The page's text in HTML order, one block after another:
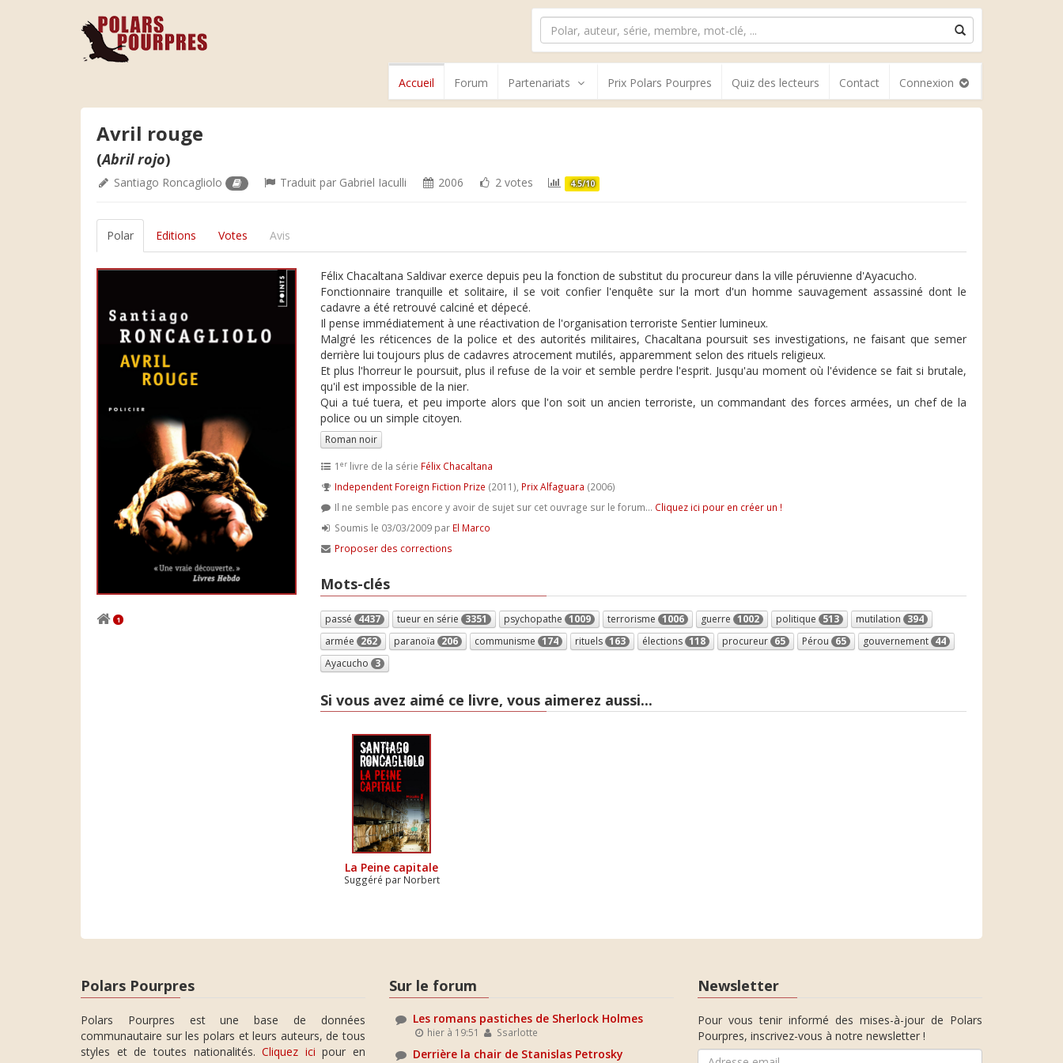
Accueil Forum Partenariats Prix Polars Pourpres Quiz des lecteurs Contact Connexion
Avril rouge
(Abril rojo)
Santiago Roncagliolo Traduit par Gabriel Iaculli 2006 2 votes 4.5/10
Polar Editions Votes Avis
1
Félix Chacaltana Saldivar exerce depuis peu la fonction de substitut du procureur dans la ville péruvienne d'Ayacucho.
Fonctionnaire tranquille et solitaire, il se voit confier l'enquête sur la mort d'un homme sauvagement assassiné dont le
cadavre a été retrouvé calciné et dépecé.
Il pense immédiatement à une réactivation de l'organisation terroriste Sentier lumineux.
Malgré les réticences de la police et des autorités militaires, Chacaltana poursuit ses investigations, ne faisant que semer
derrière lui toujours plus de cadavres atrocement mutilés, apparemment selon des rituels religieux.
Et plus l'horreur le poursuit, plus il refuse de la voir et semble perdre l'esprit. Jusqu'au moment où l'évidence se fait si brutale,
qu'il est impossible de la nier.
Qui a tué tuera, et peu importe alors que l'on soit un ancien terroriste, un commandant des forces armées, un chef de la
police ou un simple citoyen.
Roman noir
1 erlivre de la série Félix Chacaltana
Independent Foreign Fiction Prize (2011), Prix Alfaguara (2006)
Il ne semble pas encore y avoir de sujet sur cet ouvrage sur le forum... Cliquez ici pour en créer un !
Soumis le 03/03/2009 par El Marco
Proposer des corrections
Mots-clés
passé 4437 tueur en série 3351 psychopathe 1009 terrorisme 1006 guerre 1002 politique 513 mutilation 394
armée 262 paranoïa 206 communisme 174 rituels 163 élections 118 procureur 65 Pérou 65 gouvernement 44
Ayacucho 3
Si vous avez aimé ce livre, vous aimerez aussi...
La Peine capitale
Suggéré par Norbert
Polars Pourpres
Polars Pourpres est une base de données
communautaire sur les polars et leurs auteurs, de tous
styles et de toutes nationalités.Cliquez ici pour en
Sur le forum
Les romans pastiches de Sherlock Holmes
hier à 19:51 Ssarlotte
Derrière la chair de Stanislas Petrosky
Newsletter
Pour vous tenir informé des mises-à-jour de Polars
Pourpres, inscrivez-vous à notre newsletter !